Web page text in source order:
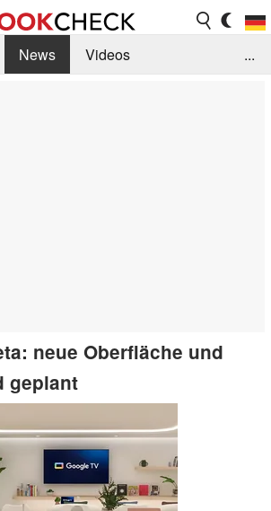
News
Videos
...
neue Oberfläche und
geplant